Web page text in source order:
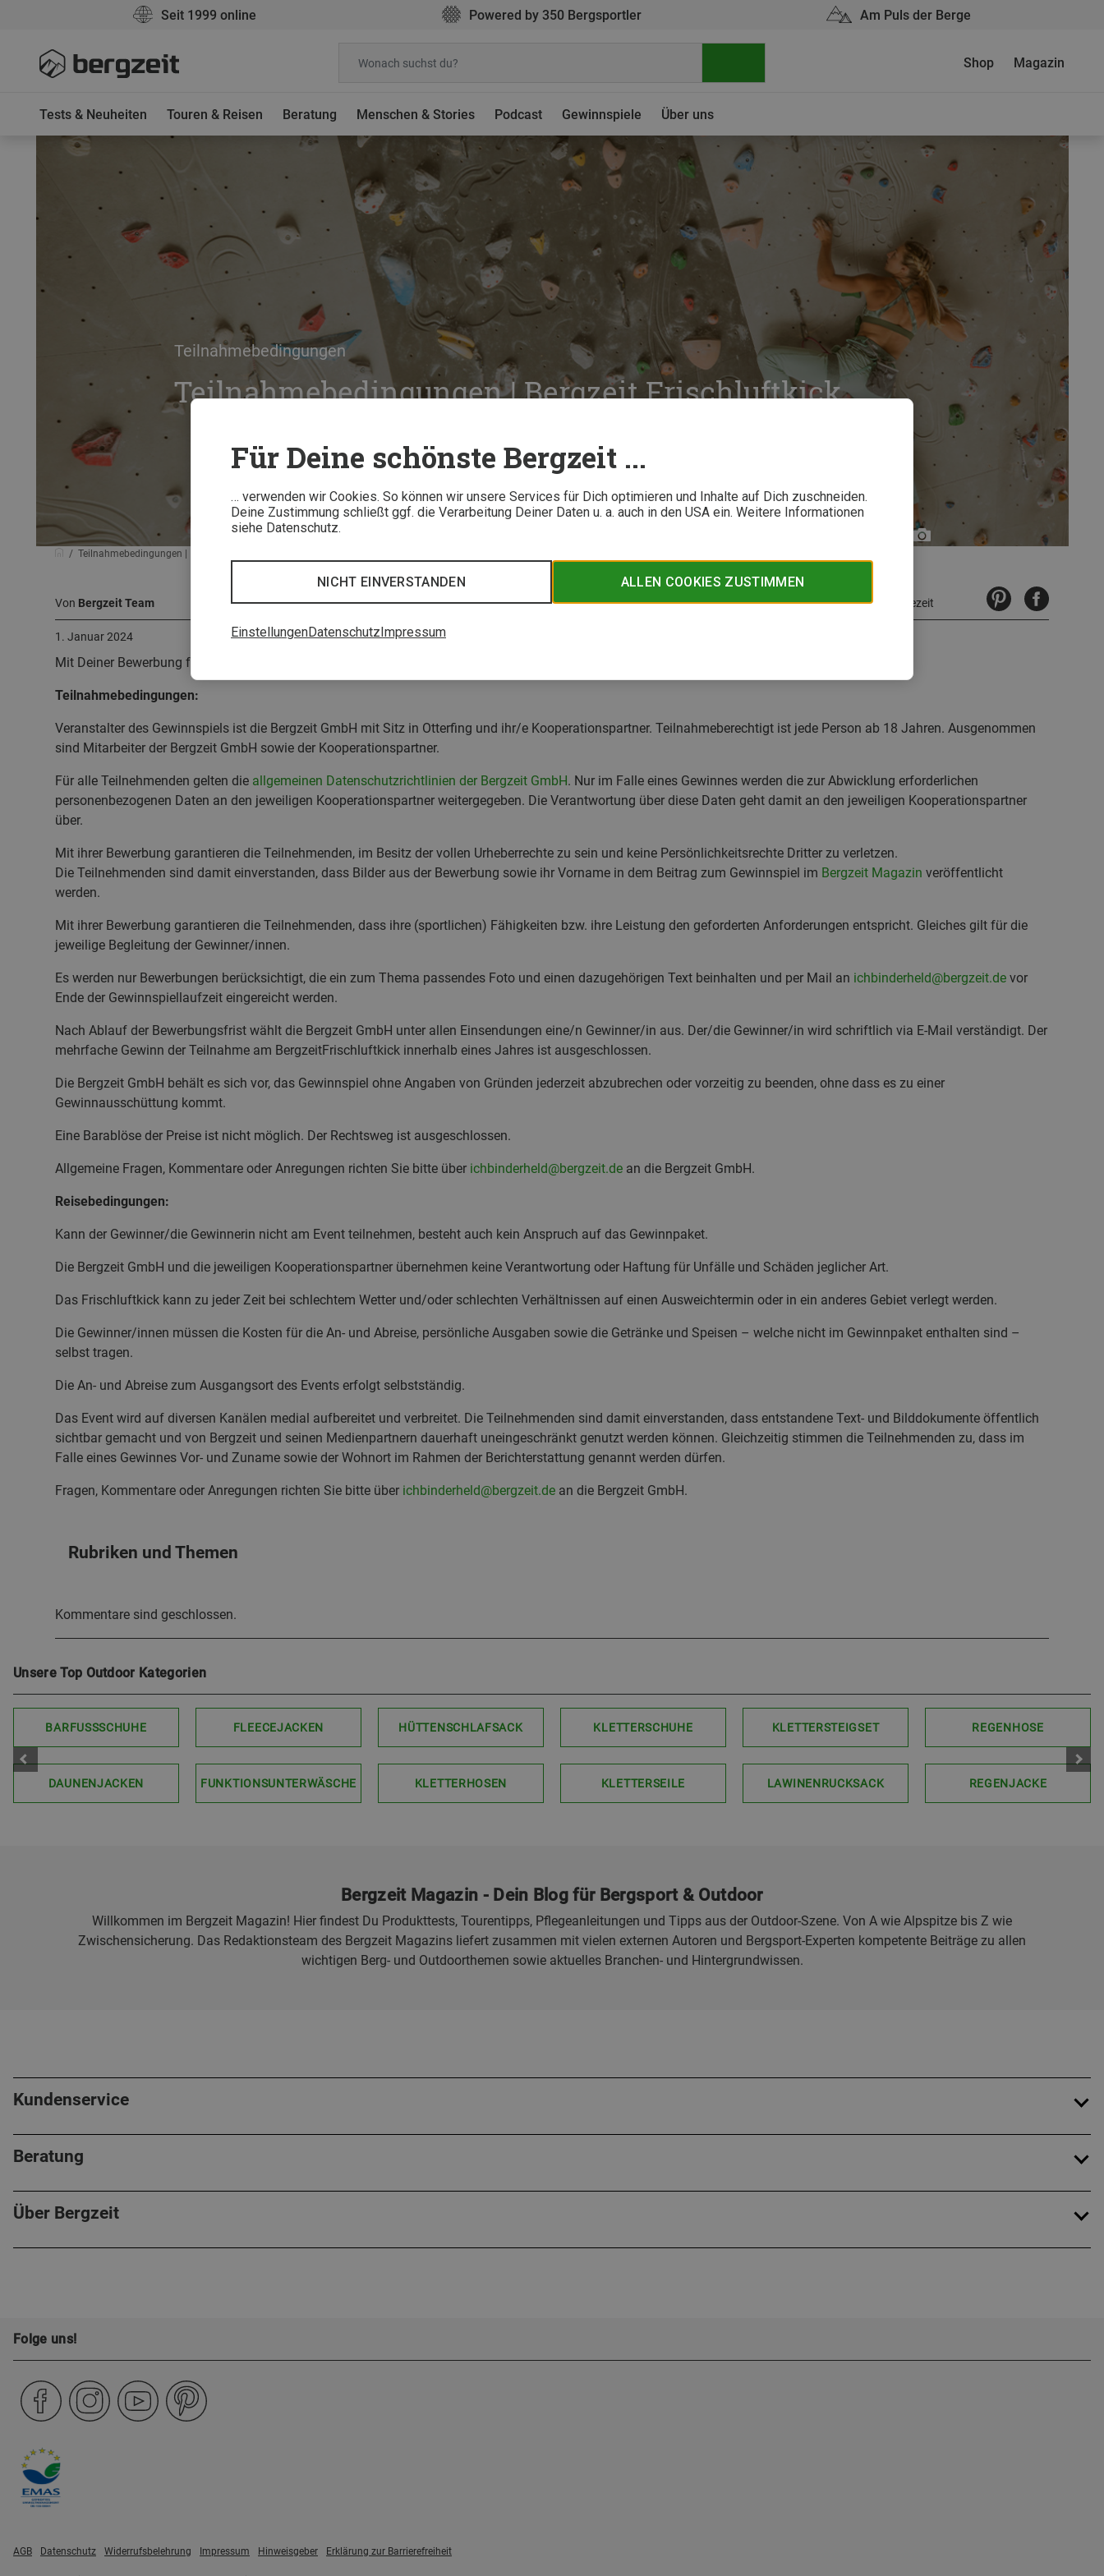
Für Deine schönste Bergzeit ...
… verwenden wir Cookies. So können wir unsere Services für Dich optimieren und Inhalte auf Dich zuschneiden.
Deine Zustimmung schließt ggf. die Verarbeitung Deiner Daten u. a. auch in den USA ein. Weitere Informationen
siehe Datenschutz.
ALLEN COOKIES ZUSTIMMEN
NICHT EINVERSTANDEN
EinstellungenDatenschutzImpressum
Seit 1999 online Powered by 350 Bergsportler Am Puls der Berge
Tests & Neuheiten Touren & Reisen Beratung Menschen & Stories Podcast Gewinnspiele Über uns
Shop Magazin
Teilnahmebedingungen
Teilnahmebedingungen | Bergzeit Frischluftkick
Bergzeit
Teilnahmebedingungen | Bergzeit Frischluftkick
Von Bergzeit Team 3 Minuten Lesezeit
1. Januar 2024
Mit Deiner Bewerbung für den Bergzeit Frischluftkick akzeptierst Du die nachfolgenden Teilnahme- & Reisebedingungen:
Teilnahmebedingungen:
Veranstalter des Gewinnspiels ist die Bergzeit GmbH mit Sitz in Otterfing und ihr/e Kooperationspartner. Teilnahmeberechtigt ist jede Person ab 18 Jahren. Ausgenommen
sind Mitarbeiter der Bergzeit GmbH sowie der Kooperationspartner.
Für alle Teilnehmenden gelten die allgemeinen Datenschutzrichtlinien der Bergzeit GmbH. Nur im Falle eines Gewinnes werden die zur Abwicklung erforderlichen
personenbezogenen Daten an den jeweiligen Kooperationspartner weitergegeben. Die Verantwortung über diese Daten geht damit an den jeweiligen Kooperationspartner
über.
Mit ihrer Bewerbung garantieren die Teilnehmenden, im Besitz der vollen Urheberrechte zu sein und keine Persönlichkeitsrechte Dritter zu verletzen.
Die Teilnehmenden sind damit einverstanden, dass Bilder aus der Bewerbung sowie ihr Vorname in dem Beitrag zum Gewinnspiel im Bergzeit Magazin veröffentlicht
werden.
Mit ihrer Bewerbung garantieren die Teilnehmenden, dass ihre (sportlichen) Fähigkeiten bzw. ihre Leistung den geforderten Anforderungen entspricht. Gleiches gilt für die
jeweilige Begleitung der Gewinner/innen.
Es werden nur Bewerbungen berücksichtigt, die ein zum Thema passendes Foto und einen dazugehörigen Text beinhalten und per Mail an ichbinderheld@bergzeit.de vor
Ende der Gewinnspiellaufzeit eingereicht werden.
Nach Ablauf der Bewerbungsfrist wählt die Bergzeit GmbH unter allen Einsendungen eine/n Gewinner/in aus. Der/die Gewinner/in wird schriftlich via E-Mail verständigt. Der
mehrfache Gewinn der Teilnahme am BergzeitFrischluftkick innerhalb eines Jahres ist ausgeschlossen.
Die Bergzeit GmbH behält es sich vor, das Gewinnspiel ohne Angaben von Gründen jederzeit abzubrechen oder vorzeitig zu beenden, ohne dass es zu einer
Gewinnausschüttung kommt.
Eine Barablöse der Preise ist nicht möglich. Der Rechtsweg ist ausgeschlossen.
Allgemeine Fragen, Kommentare oder Anregungen richten Sie bitte über ichbinderheld@bergzeit.de an die Bergzeit GmbH.
Reisebedingungen:
Kann der Gewinner/die Gewinnerin nicht am Event teilnehmen, besteht auch kein Anspruch auf das Gewinnpaket.
Die Bergzeit GmbH und die jeweiligen Kooperationspartner übernehmen keine Verantwortung oder Haftung für Unfälle und Schäden jeglicher Art.
Das Frischluftkick kann zu jeder Zeit bei schlechtem Wetter und/oder schlechten Verhältnissen auf einen Ausweichtermin oder in ein anderes Gebiet verlegt werden.
Die Gewinner/innen müssen die Kosten für die An- und Abreise, persönliche Ausgaben sowie die Getränke und Speisen – welche nicht im Gewinnpaket enthalten sind –
selbst tragen.
Die An- und Abreise zum Ausgangsort des Events erfolgt selbstständig.
Das Event wird auf diversen Kanälen medial aufbereitet und verbreitet. Die Teilnehmenden sind damit einverstanden, dass entstandene Text- und Bilddokumente öffentlich
sichtbar gemacht und von Bergzeit und seinen Medienpartnern dauerhaft uneingeschränkt genutzt werden können. Gleichzeitig stimmen die Teilnehmenden zu, dass im
Falle eines Gewinnes Vor- und Zuname sowie der Wohnort im Rahmen der Berichterstattung genannt werden dürfen.
Fragen, Kommentare oder Anregungen richten Sie bitte über ichbinderheld@bergzeit.de an die Bergzeit GmbH.
Rubriken und Themen
Kommentare sind geschlossen.
Unsere Top Outdoor Kategorien
BARFUSSSCHUHE
DAUNENJACKEN
FLEECEJACKEN
FUNKTIONSUNTERWÄSCHE
HÜTTENSCHLAFSACK
KLETTERHOSEN
KLETTERSCHUHE
KLETTERSEILE
KLETTERSTEIGSET
LAWINENRUCKSACK
REGENHOSE
REGENJACKE
Bergzeit Magazin - Dein Blog für Bergsport & Outdoor
Willkommen im Bergzeit Magazin! Hier findest Du Produkttests, Tourentipps, Pflegeanleitungen und Tipps aus der Outdoor-Szene. Von A wie Alpspitze bis Z wie
Zwischensicherung. Das Redaktionsteam des Bergzeit Magazins liefert zusammen mit vielen externen Autoren und Bergsport-Experten kompetente Beiträge zu allen
wichtigen Berg- und Outdoorthemen sowie aktuelles Branchen- und Hintergrundwissen.
Kundenservice
Beratung
Über Bergzeit
Folge uns!
AGB Datenschutz Widerrufsbelehrung Impressum Hinweisgeber Erklärung zur Barrierefreiheit